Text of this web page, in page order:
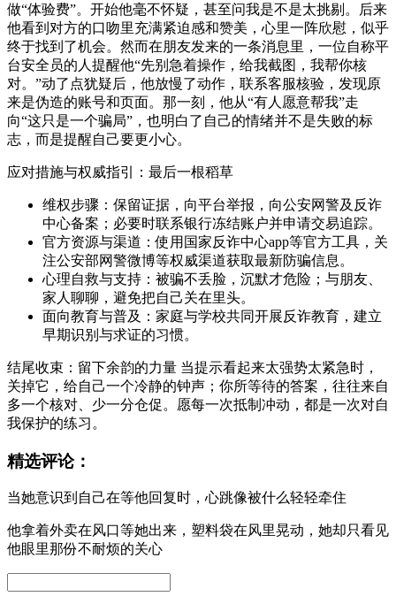
做“体验费”。开始他毫不怀疑，甚至问我是不是太挑剔。后来
他看到对方的口吻里充满紧迫感和赞美，心里一阵欣慰，似乎
终于找到了机会。然而在朋友发来的一条消息里，一位自称平
台安全员的人提醒他“先别急着操作，给我截图，我帮你核
对。”动了点犹疑后，他放慢了动作，联系客服核验，发现原
来是伪造的账号和页面。那一刻，他从“有人愿意帮我”走
向“这只是一个骗局”，也明白了自己的情绪并不是失败的标
志，而是提醒自己要更小心。
应对措施与权威指引：最后一根稻草
维权步骤：保留证据，向平台举报，向公安网警及反诈
中心备案；必要时联系银行冻结账户并申请交易追踪。
官方资源与渠道：使用国家反诈中心app等官方工具，关
注公安部网警微博等权威渠道获取最新防骗信息。
心理自救与支持：被骗不丢脸，沉默才危险；与朋友、
家人聊聊，避免把自己关在里头。
面向教育与普及：家庭与学校共同开展反诈教育，建立
早期识别与求证的习惯。
结尾收束：留下余韵的力量 当提示看起来太强势太紧急时，
关掉它，给自己一个冷静的钟声；你所等待的答案，往往来自
多一个核对、少一分仓促。愿每一次抵制冲动，都是一次对自
我保护的练习。
精选评论：
当她意识到自己在等他回复时，心跳像被什么轻轻牵住
他拿着外卖在风口等她出来，塑料袋在风里晃动，她却只看见
他眼里那份不耐烦的关心